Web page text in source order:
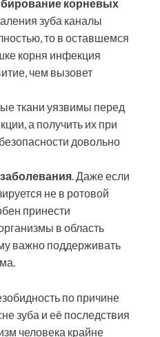
корневых
зуба каналы
то в оставшемся
корня инфекция
чем вызовет
ткани уязвимы перед
а получить их при
довольно
. Даже если
не в ротовой
принести
в область
важно поддерживать
по причине
зуба и её последствия
человека крайне